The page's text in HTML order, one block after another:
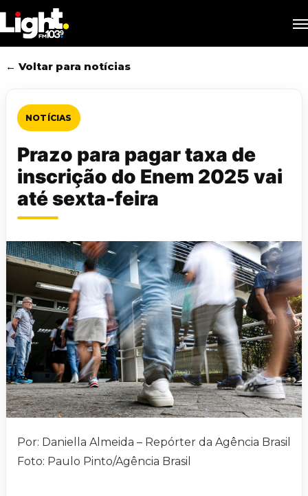
to
main
content
← Voltar para notícias
NOTÍCIAS
Prazo para pagar taxa de
inscrição do Enem 2025 vai
até sexta-feira
Por: Daniella Almeida – Repórter da Agência Brasil
Foto: Paulo Pinto/Agência Brasil